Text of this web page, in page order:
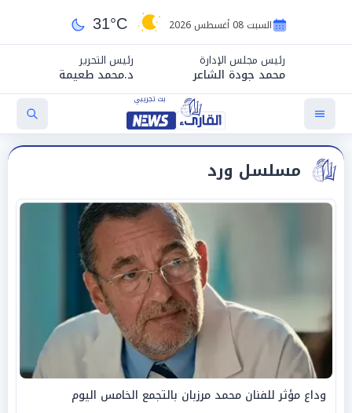
السبت 08 أغسطس 2026 31°C
رئيس مجلس الإدارة
محمد جودة الشاعر
رئيس التحرير
د.محمد طعيمة
مسلسل ورد
وداع مؤثر للفنان محمد مرزبان بالتجمع الخامس اليوم